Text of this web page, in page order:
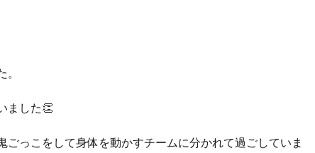
ました👏
っこをして身体を動かすチームに分かれて過ごしていま